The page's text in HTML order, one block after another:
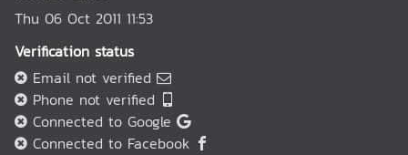
Thu 06 Oct 2011 11:53
Verification status
Email not verified
Phone not verified
Connected to Google
Connected to Facebook